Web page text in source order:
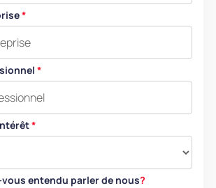
*
*
*
entendu parler de nous?